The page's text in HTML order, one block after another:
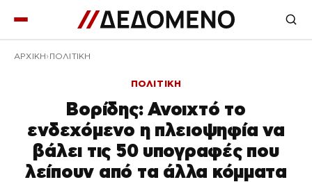
ΑΡΧΙΚΉ ΠΟΛΙΤΙΚΗ
ΠΟΛΙΤΙΚΗ
Βορίδης: Ανοιχτό το
ενδεχόμενο η πλειοψηφία να
βάλει τις 50 υπογραφές που
λείπουν από τα άλλα κόμματα